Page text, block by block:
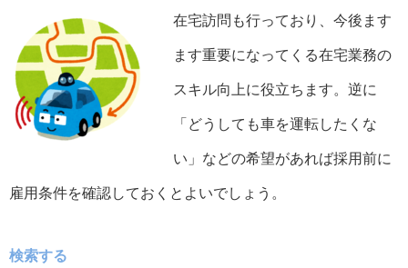
在宅訪問も行っており、今後ます
ます重要になってくる在宅業務の
スキル向上に役立ちます。逆に
「どうしても車を運転したくな
い」などの希望があれば採用前に
雇用条件を確認しておくとよいでしょう。
検索する